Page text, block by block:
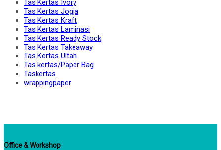
Tas Kertas Ivory
Tas Kertas Jogja
Tas Kertas Kraft
Tas Kertas Laminasi
Tas Kertas Ready Stock
Tas Kertas Takeaway
Tas Kertas Ultah
Tas kertas/Paper Bag
Taskertas
wrappingpaper
Office & Workshop